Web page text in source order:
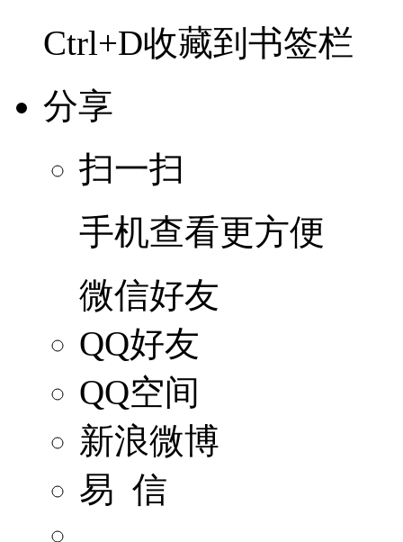
Ctrl+D收藏到书签栏
分享
扫一扫
手机查看更方便
微信好友
QQ好友
QQ空间
新浪微博
易 信